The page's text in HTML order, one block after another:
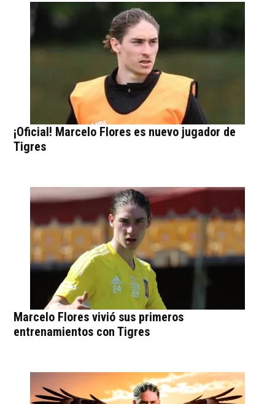
¡Oficial! Marcelo Flores es nuevo jugador de
Tigres
Marcelo Flores vivió sus primeros
entrenamientos con Tigres